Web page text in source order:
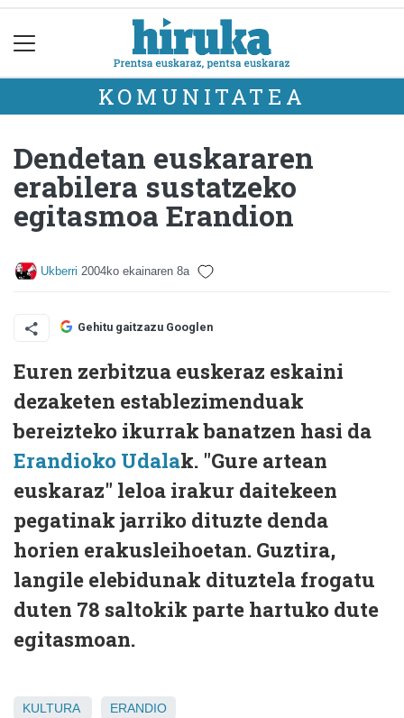
KOMUNITATEA
Dendetan euskararen
erabilera sustatzeko
egitasmoa Erandion
Ukberri 2004ko ekainaren 8a
Gehitu gaitzazu Googlen
Euren zerbitzua euskeraz eskaini
dezaketen establezimenduak
bereizteko ikurrak banatzen hasi da
Erandioko Udalak. "Gure artean
euskaraz" leloa irakur daitekeen
pegatinak jarriko dituzte denda
horien erakusleihoetan. Guztira,
langile elebidunak dituztela frogatu
duten 78 saltokik parte hartuko dute
egitasmoan.
KULTURA ERANDIO